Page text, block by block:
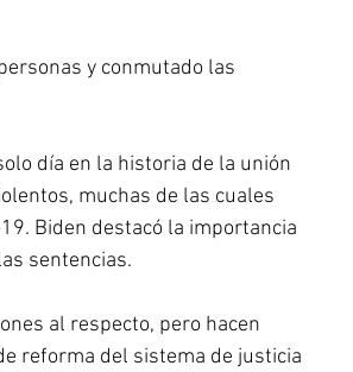
y conmutado las
día en la historia de la unión
muchas de las cuales
Biden destacó la importancia
sentencias.
al respecto, pero hacen
reforma del sistema de justicia